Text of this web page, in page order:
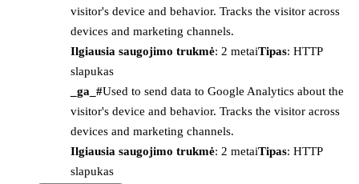
visitor's device and behavior. Tracks the visitor across
devices and marketing channels.
Ilgiausia saugojimo trukmė: 2 metaiTipas: HTTP
slapukas
_ga_#Used to send data to Google Analytics about the
visitor's device and behavior. Tracks the visitor across
devices and marketing channels.
Ilgiausia saugojimo trukmė: 2 metaiTipas: HTTP
slapukas